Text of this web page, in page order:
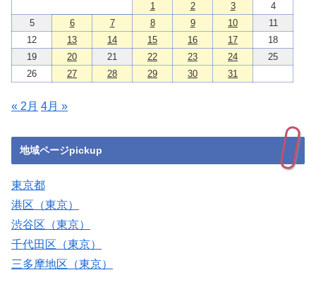
1
2 3
4
5
6 7 8 9 10
11
12
13 14 15 16 17
18
19
20 21 22 23 24
25
26
27 28 29 30 31
« 2月 4月 »
地域ページpickup
東京都
港区（東京）
渋谷区（東京）
千代田区（東京）
三多摩地区（東京）